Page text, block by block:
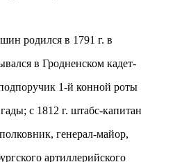
родился в 1791 г. в
в Гродненском кадет-
1-й конной роты
с 1812 г. штабс-капитан
генерал-майор,
артиллерийского